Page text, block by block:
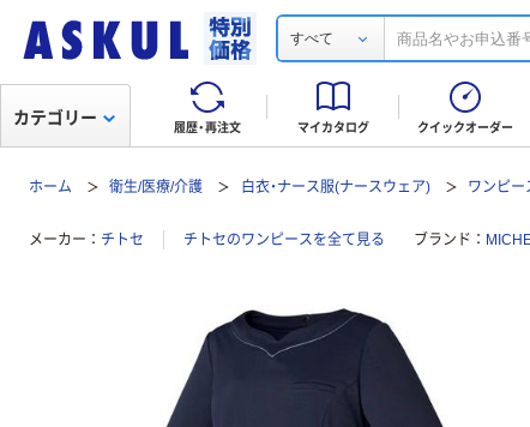
すべて
履歴・再注文 マイカタログ クイックオーダー
カテゴリー
ホーム 衛生/医療/介護 白衣・ナース服(ナースウェア) ワンピー
メーカー チトセ チトセのワンピースを全て見る ブランド